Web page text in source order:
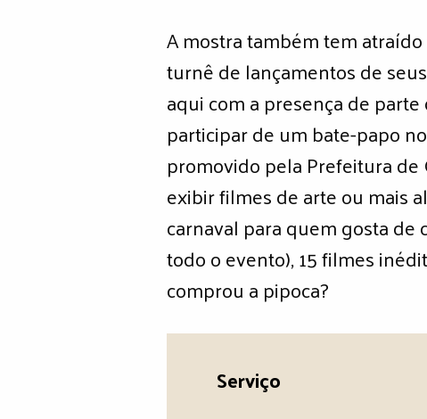
A mostra também tem
turnê de lançamentos de
aqui com a presença de
participar de um bate-papo
promovido pela Prefeitura
exibir filmes de arte ou mais
carnaval para quem gosta de
todo o evento), 15 filmes
comprou a pipoca?
Serviço